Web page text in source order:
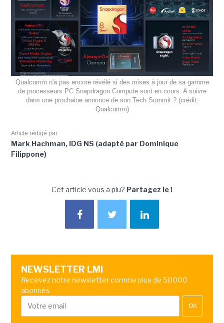
Qualcomm n'a pas encore révélé si des mises à jour de sa gamme
de processeurs PC Snapdragon Compute sont en cours. A suivre
dans une prochaine annonce de son Tech Summit ? (crédit:
Qualcomm)
Article rédigé par
Mark Hachman, IDG NS (adapté par Dominique
Filippone)
Cet article vous a plu? Partagez le !
NEWSLETTER LMI
Recevez notre newsletter comme plus de 50000
abonnés
OK